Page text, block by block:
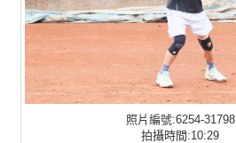
照片編號:6254-31798
拍攝時間:10:29